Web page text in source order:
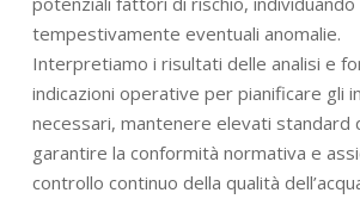
tempestivamente eventuali anomalie.
Interpretiamo i risultati delle analisi e
indicazioni operative per pianificare gli
necessari, mantenere elevati standard
garantire la conformità normativa e
controllo continuo della qualità